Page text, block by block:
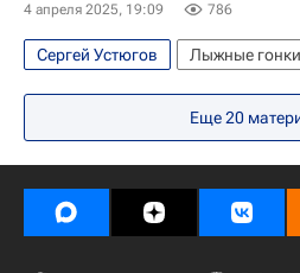
4 апреля 2025, 19:09 786
Сергей Устюгов Лыжные гонки
Александр Большунов
Елена
Еще20